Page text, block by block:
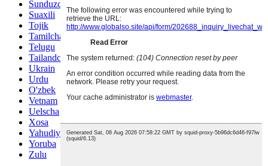
Sunduzcha
Suaxili
Tojik
Tamilcha
Telugu
Tailandcha
Ukrain
Urdu
O'zbek
Vetnam
Uelscha
Xosa
Yahudiy
Yoruba
Zulu